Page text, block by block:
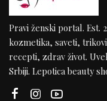
Pravi ženski portal. Est.
kozmetika, saveti,
recepti, zdrav život.
Srbiji. Lepotica beauty